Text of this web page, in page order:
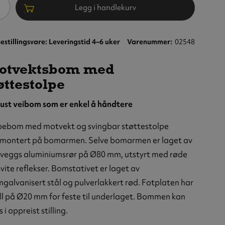
Legg i handlekurv
Leveringstid 4–6 uker Varenummer 02548
med
veibom som er enkel å håndtere
med motvekt og svingbar støttestolpe
på bomarmen. Selve bomarmen er laget av
aluminiumsrør på Ø80 mm, utstyrt med røde
reflekser. Bomstativet er laget av
stål og pulverlakkert rød. Fotplaten har
på Ø20 mm for feste til underlaget. Bommen kan
i oppreist stilling.